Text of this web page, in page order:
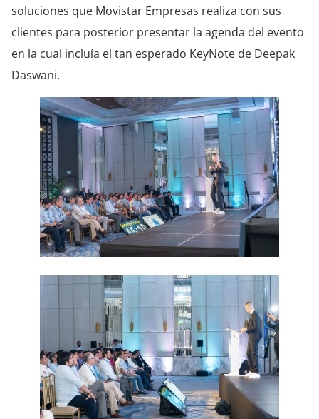
soluciones que Movistar Empresas realiza con sus
clientes para posterior presentar la agenda del evento
en la cual incluía el tan esperado KeyNote de Deepak
Daswani.